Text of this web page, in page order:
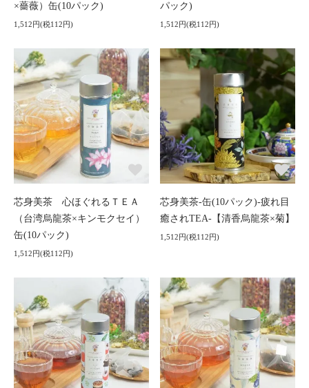
×薔薇）缶(10パック)
1,512円(税112円)
パック)
1,512円(税112円)
芯身美茶 心ほぐれるＴＥＡ
（台湾烏龍茶×キンモクセイ）
缶(10パック)
1,512円(税112円)
芯身美茶-缶(10パック)-疲れ目
癒されTEA-【清香烏龍茶×菊】
1,512円(税112円)